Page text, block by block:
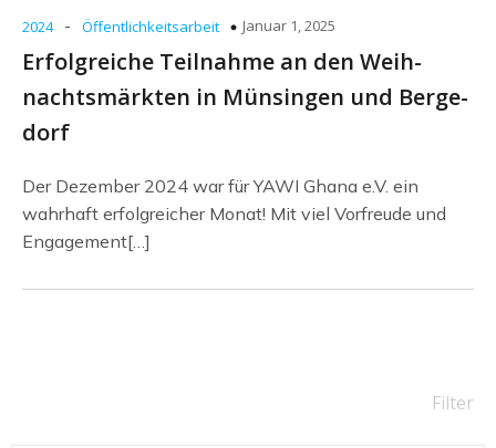
2024 - Öffentlichkeitsarbeit Januar 1, 2025
Erfolg­rei­che Teil­nah­me an den Weih­
nachts­märk­ten in Mün­sin­gen und Ber­ge­
dorf
Der Dezember 2024 war für YAWI Ghana e.V. ein
wahrhaft erfolgreicher Monat! Mit viel Vorfreude und
Engagement[…]
Filter